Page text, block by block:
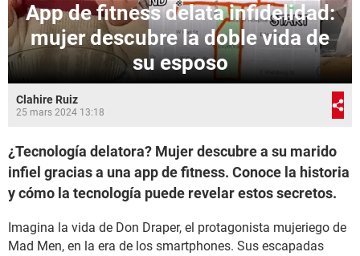
App de fitness delata infidelidad:
mujer descubre la doble vida de
su esposo
Clahire Ruiz
25 mars 2024 13:18
¿Tecnología delatora? Mujer descubre a su marido
infiel gracias a una app de fitness. Conoce la historia
y cómo la tecnología puede revelar estos secretos.
Imagina la vida de Don Draper, el protagonista mujeriego de
Mad Men, en la era de los smartphones. Sus escapadas